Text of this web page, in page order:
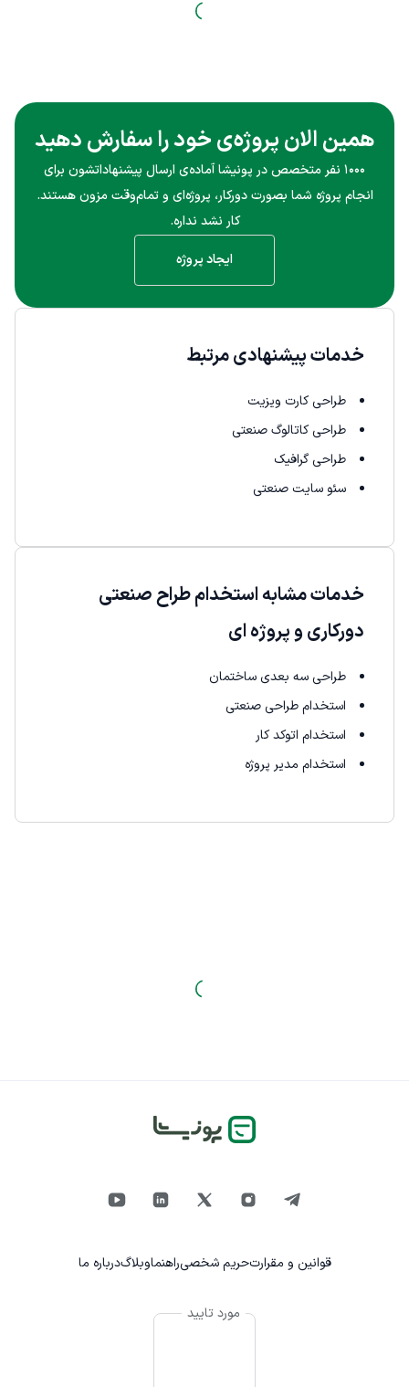
همین الان پروژه‌ی خود را سفارش دهید
۱۰۰۰ نفر متخصص در پونیشا آماده‌ی ارسال پیشنهاداتشون برای
انجام پروژه شما بصورت دورکار، پروژه‌ای و تمام‌وقت مزون هستند.
کار نشد نداره.
ایجاد پروژه
خدمات مشابه استخدام طراح صنعتی
دورکاری و پروژه ای
طراحی سه بعدی ساختمان
استخدام طراحی صنعتی
استخدام اتوکد کار
استخدام مدیر پروژه
خدمات پیشنهادی مرتبط
طراحی کارت ویزیت
طراحی کاتالوگ صنعتی
طراحی گرافیک
سئو سایت صنعتی
قوانین و مقرارتحریم شخصیراهنماوبلاگدرباره ما
مورد تایید